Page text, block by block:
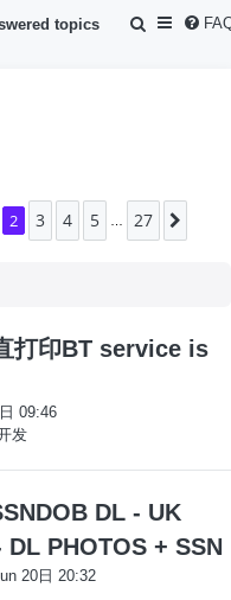
topics
S
27
2 3 4 5 27
打印BT service is
09:46
发
DL - UK
PHOTOS + SSN
20日 20:32